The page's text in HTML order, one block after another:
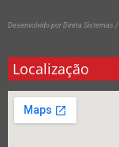
Desenvolvido por Direta Sistemas /
Localização